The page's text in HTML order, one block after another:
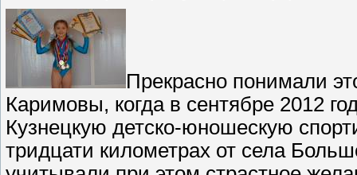
Прекрасно понимали
Каримовы, когда в сентябре 2012
Кузнецкую детско-юношескую
тридцати километрах от села